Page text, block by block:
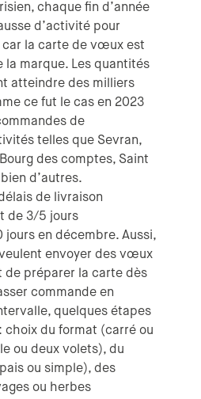
chaque fin d’année
d’activité pour
car la carte de vœux est
la marque. Les quantités
atteindre des milliers
ce fut le cas en 2023
de
telles que Sevran,
des comptes, Saint
d’autres.
de livraison
de 3/5 jours
jours en décembre. Aussi,
envoyer des vœux
de préparer la carte dès
commande en
quelques étapes
choix du format (carré ou
ou deux volets), du
ou simple), des
ou herbes